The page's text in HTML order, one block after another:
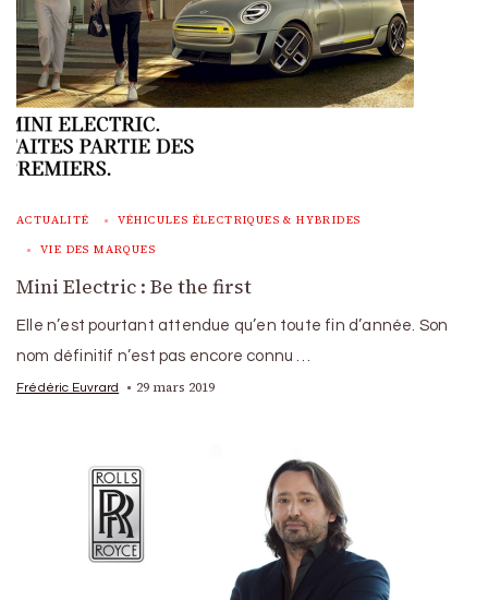
ACTUALITÉ VÉHICULES ÉLECTRIQUES & HYBRIDES
VIE DES MARQUES
Mini Electric : Be the first
Elle n’est pourtant attendue qu’en toute fin d’année. Son
nom définitif n’est pas encore connu …
Frédéric Euvrard 29 mars 2019